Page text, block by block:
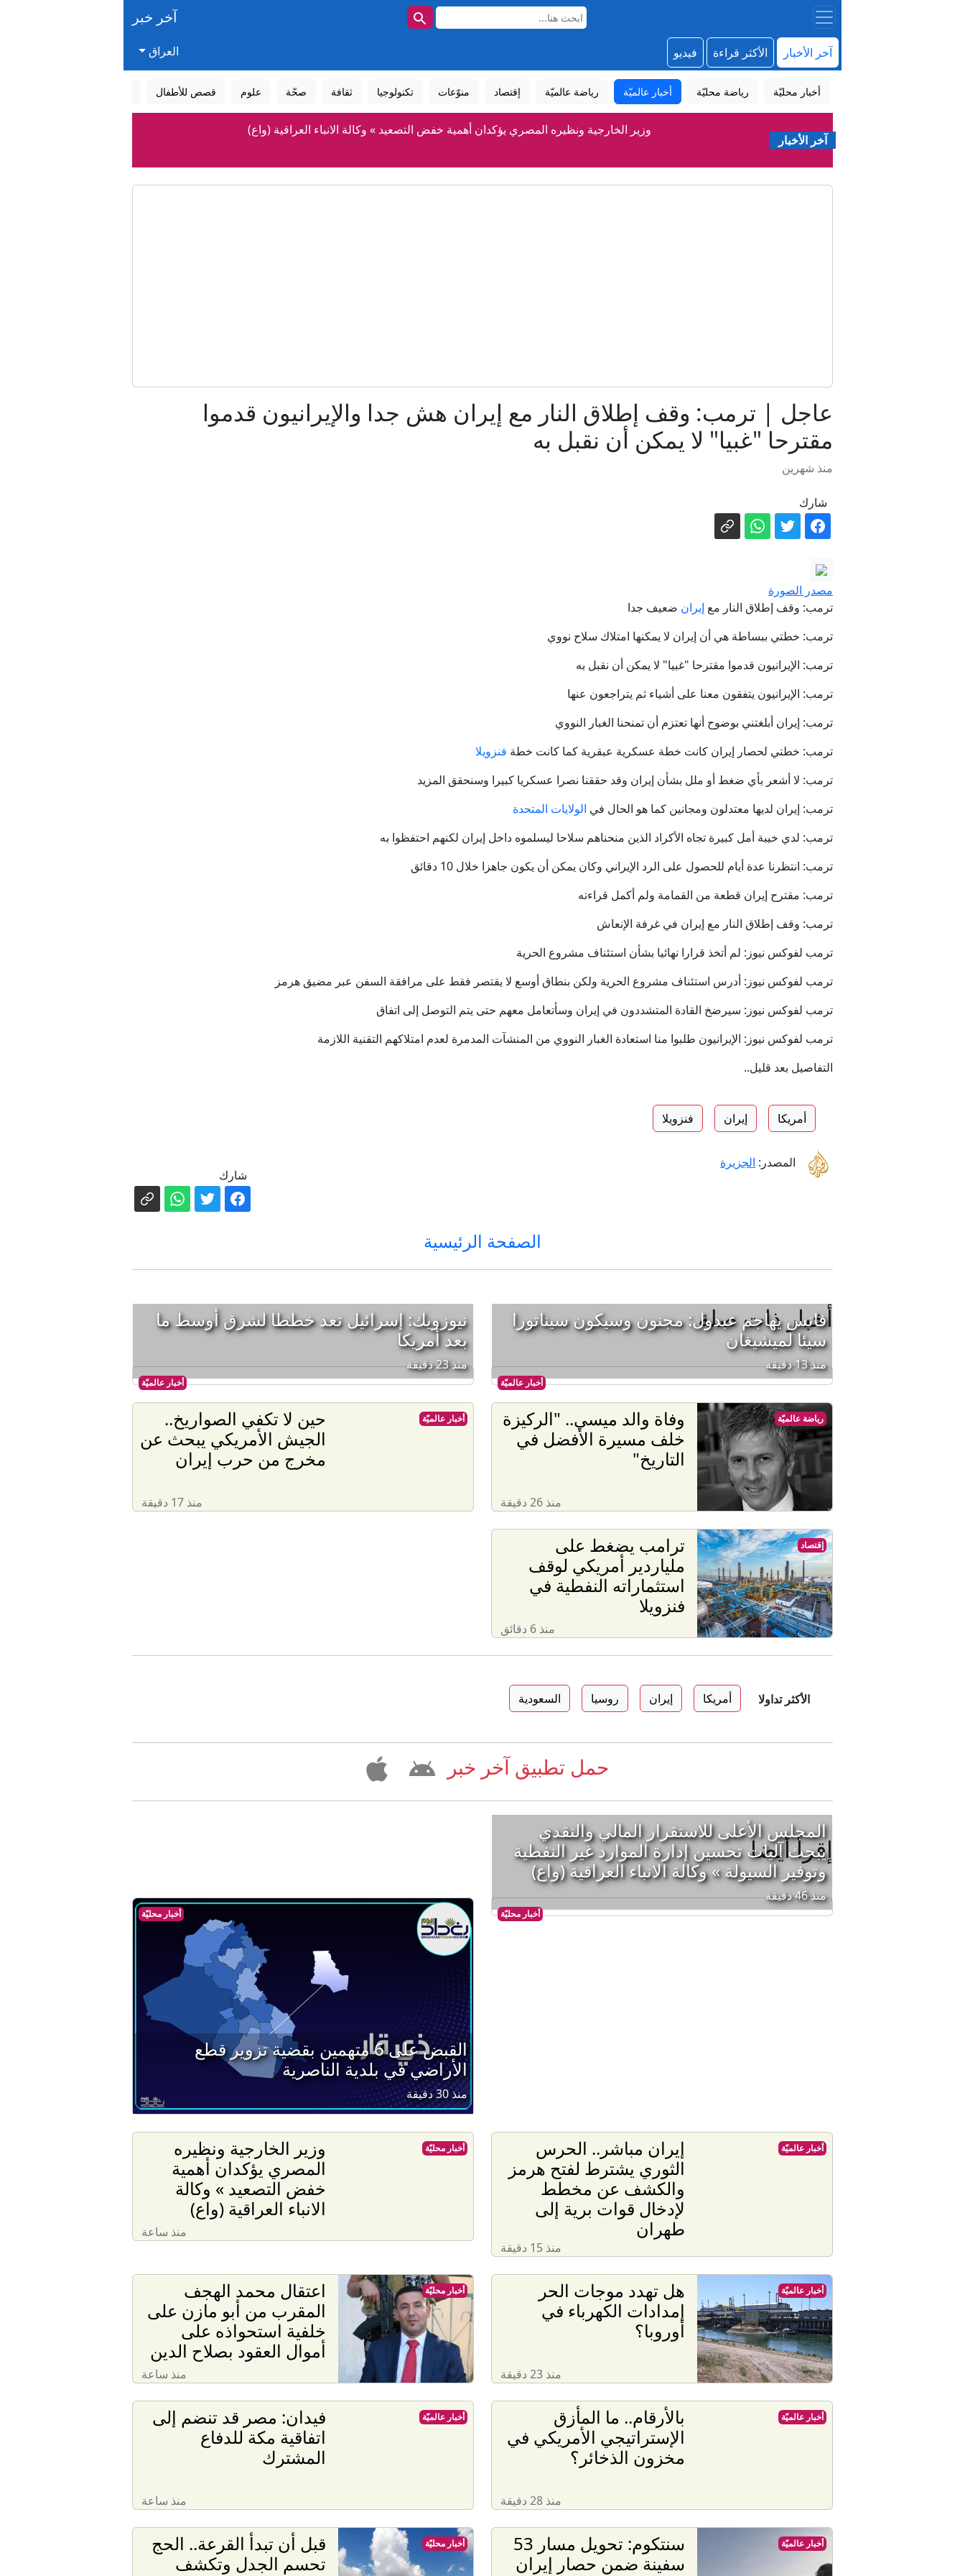
آخر خبر
آخر الأخبار الأكثر قراءة فيديو العراق
أخبار محليّة رياضة محليّة أخبار عالميّة رياضة عالميّة إقتصاد منوّعات تكنولوجيا ثقافة صحّة علوم قصص للأطفال
آخر الأخبار
وزير الخارجية ونظيره المصري يؤكدان أهمية خفض التصعيد » وكالة الانباء العراقية (واع)
القبض على 6 متهمين بقضية تزوير قطع الأراضي في بلدية الناصرية
مكافحة إجرام كركوك تطيح بعصابة سرقة "الأبواب والشبابيك" في الحويجة » وكالة الانباء العراقية (واع)
قبل أن تبدأ القرعة.. الحج تحسم الجدل وتكشف موعد الإعلان الرسمي
تقديرات استخبارية سرية بهجوم روسي على الناتو.. كيف سينفذه بوتين؟
رجل يعيش داخل لوحة إعلانية.. نتفليكس تبتكر أغرب دعاية لفيلم رعب
مشاورات البرهان مع قوى سودانية تقر إسقاط عقوبة الإعدام عن قياديين معارضين
فيدان: مصر قد تنضم إلى اتفاقية مكة للدفاع المشترك
الدفاع الروسية: إسقاط 360 طائرة مسيرة أوكرانية خلال 12 ساعة
اعتقال محمد الهجف المقرب من أبو مازن على خلفية استحواذه على أموال العقود بصلاح الدين
عاجل | ترمب: وقف إطلاق النار مع إيران هش جدا والإيرانيون قدموا
مقترحا "غبيا" لا يمكن أن نقبل به
منذ شهرين
شارك
مصدر الصورة
ترمب: وقف إطلاق النار مع إيران ضعيف جدا
ترمب: خطتي ببساطة هي أن إيران لا يمكنها امتلاك سلاح نووي
ترمب: الإيرانيون قدموا مقترحا "غبيا" لا يمكن أن نقبل به
ترمب: الإيرانيون يتفقون معنا على أشياء ثم يتراجعون عنها
ترمب: إيران أبلغتني بوضوح أنها تعتزم أن تمنحنا الغبار النووي
ترمب: خطتي لحصار إيران كانت خطة عسكرية عبقرية كما كانت خطة فنزويلا
ترمب: لا أشعر بأي ضغط أو ملل بشأن إيران وقد حققنا نصرا عسكريا كبيرا وسنحقق المزيد
ترمب: إيران لديها معتدلون ومجانين كما هو الحال في الولايات المتحدة
ترمب: لدي خيبة أمل كبيرة تجاه الأكراد الذين منحناهم سلاحا ليسلموه داخل إيران لكنهم احتفظوا به
ترمب: انتظرنا عدة أيام للحصول على الرد الإيراني وكان يمكن أن يكون جاهزا خلال 10 دقائق
ترمب: مقترح إيران قطعة من القمامة ولم أكمل قراءته
ترمب: وقف إطلاق النار مع إيران في غرفة الإنعاش
ترمب لفوكس نيوز: لم أتخذ قرارا نهائيا بشأن استئناف مشروع الحرية
ترمب لفوكس نيوز: أدرس استئناف مشروع الحرية ولكن بنطاق أوسع لا يقتصر فقط على مرافقة السفن عبر مضيق هرمز
ترمب لفوكس نيوز: سيرضخ القادة المتشددون في إيران وسأتعامل معهم حتى يتم التوصل إلى اتفاق
ترمب لفوكس نيوز: الإيرانيون طلبوا منا استعادة الغبار النووي من المنشآت المدمرة لعدم امتلاكهم التقنية اللازمة
التفاصيل بعد قليل..
أمريكا إيران فنزويلا
المصدر: الجزيرة
شارك
الصفحة الرئيسية
أخبار ذات صلة
أخبار عالميّة
فانس يهاجم عبدول: مجنون وسيكون سيناتورا
سيئا لميشيغان
منذ 13 دقيقة
أخبار عالميّة
نيوزويك: إسرائيل تعد خططا لشرق أوسط ما
بعد أمريكا
منذ 23 دقيقة
وفاة والد ميسي.. "الركيزة
خلف مسيرة الأفضل في
التاريخ"
منذ 26 دقيقة
رياضة عالميّة
حين لا تكفي الصواريخ..
الجيش الأمريكي يبحث عن
مخرج من حرب إيران
منذ 17 دقيقة
أخبار عالميّة
ترامب يضغط على
ملياردير أمريكي لوقف
استثماراته النفطية في
فنزويلا
منذ 6 دقائق
إقتصاد
الأكثر تداولا أمريكا إيران روسيا السعودية
حمل تطبيق آخر خبر
إقرأ أيضا
أخبار محليّة
المجلس الأعلى للاستقرار المالي والنقدي
يبحث آليات تحسين إدارة الموارد غير النفطية
وتوفير السيولة » وكالة الانباء العراقية (واع)
منذ 46 دقيقة
أخبار محليّة
القبض على 6 متهمين بقضية تزوير قطع
الأراضي في بلدية الناصرية
منذ 30 دقيقة
إيران مباشر.. الحرس
الثوري يشترط لفتح هرمز
والكشف عن مخطط
لإدخال قوات برية إلى
طهران
منذ 15 دقيقة
أخبار عالميّة
وزير الخارجية ونظيره
المصري يؤكدان أهمية
خفض التصعيد » وكالة
الانباء العراقية (واع)
منذ ساعة
أخبار محليّة
هل تهدد موجات الحر
إمدادات الكهرباء في
أوروبا؟
منذ 23 دقيقة
أخبار عالميّة
اعتقال محمد الهجف
المقرب من أبو مازن على
خلفية استحواذه على
أموال العقود بصلاح الدين
منذ ساعة
أخبار محليّة
بالأرقام.. ما المأزق
الإستراتيجي الأمريكي في
مخزون الذخائر؟
منذ 28 دقيقة
أخبار عالميّة
فيدان: مصر قد تنضم إلى
اتفاقية مكة للدفاع
المشترك
منذ ساعة
أخبار عالميّة
سنتكوم: تحويل مسار 53
سفينة ضمن حصار إيران
أخبار عالميّة
قبل أن تبدأ القرعة.. الحج
تحسم الجدل وتكشف
أخبار محليّة